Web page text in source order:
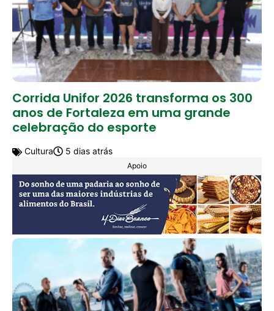
Corrida Unifor 2026 transforma os 300
anos de Fortaleza em uma grande
celebração do esporte
Cultura 5 dias atrás
Apoio